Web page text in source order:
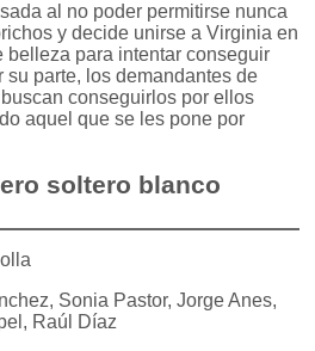
al no poder permitirse nunca
y decide unirse a Virginia en
belleza para intentar conseguir
su parte, los demandantes de
conseguirlos por ellos
aquel que se les pone por
soltero blanco
Sonia Pastor, Jorge Anes,
Raúl Díaz